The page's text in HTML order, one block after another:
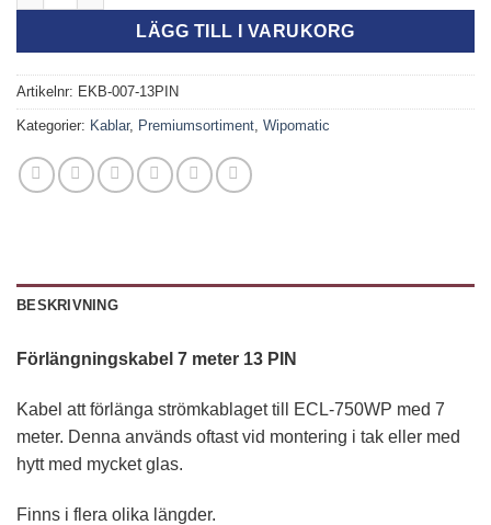
var:
1,234.00kr.
är:
1,000.00kr.
LÄGG TILL I VARUKORG
Artikelnr: EKB-007-13PIN
Kategorier: Kablar, Premiumsortiment, Wipomatic
BESKRIVNING
Förlängningskabel 7 meter 13 PIN
Kabel att förlänga strömkablaget till ECL-750WP med 7
meter. Denna används oftast vid montering i tak eller med
hytt med mycket glas.
Finns i flera olika längder.